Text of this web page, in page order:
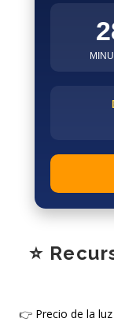
⭐
👉 Precio de la